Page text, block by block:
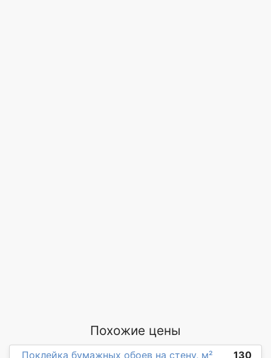
Похожие цены
Поклейка бумажных обоев на стену, м² 130